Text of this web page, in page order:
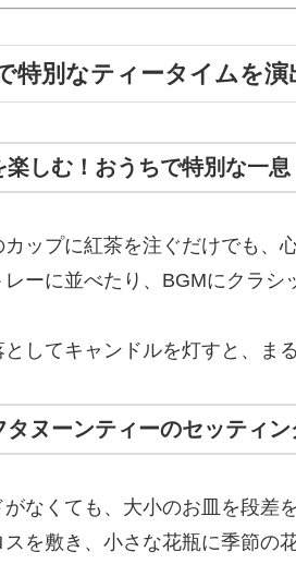
特別なティータイムを演
楽しむ！おうちで特別な一息
ップに紅茶を注ぐだけでも、
ーに並べたり、BGMにクラ
してキャンドルを灯すと、ま
タヌーンティーのセッティン
なくても、大小のお皿を段差
を敷き、小さな花瓶に季節の